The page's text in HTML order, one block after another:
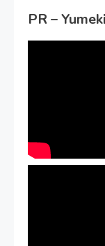
PR –